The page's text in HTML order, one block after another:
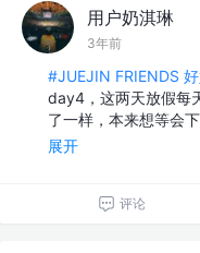
用户奶淇琳
3年前
#JUEJIN FRIENDS
day4，这两天放假每
了一样，本来想等会
展开
评论